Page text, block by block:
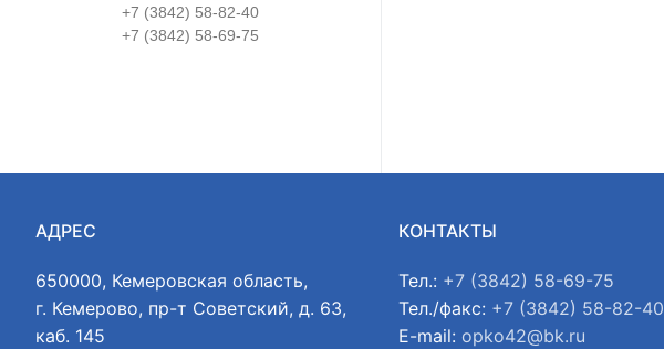
+7 (3842) 58-82-40
+7 (3842) 58-69-75
АДРЕС
650000, Кемеровская область,
г. Кемерово, пр-т Советский, д. 63,
каб. 145
КОНТАКТЫ
Тел.: +7 (3842) 58-69-75
Тел./факс: +7 (3842) 58-82-40
E-mail: opko42@bk.ru